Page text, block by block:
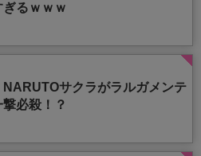
るｗｗｗ
NARUTOサクラがラルガメンテ
必殺！？